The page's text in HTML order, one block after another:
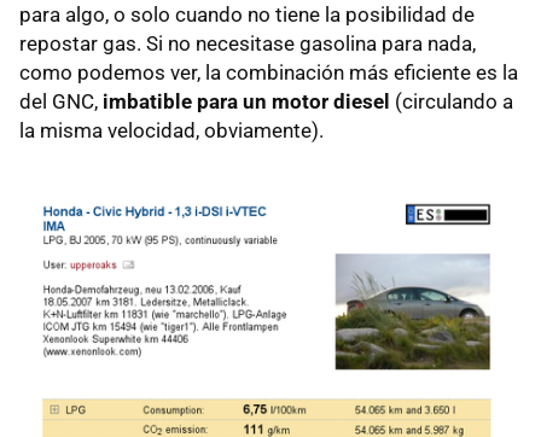
para algo, o solo cuando no tiene la posibilidad de
repostar gas. Si no necesitase gasolina para nada,
como podemos ver, la combinación más eficiente es la
del GNC, imbatible para un motor diesel (circulando a
la misma velocidad, obviamente).